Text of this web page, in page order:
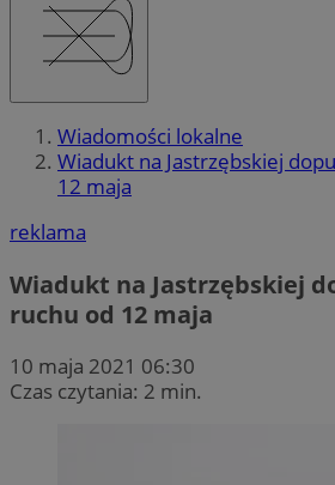
Wiadomości lokalne
Wiadukt na Jastrzębskiej
12 maja
reklama
Wiadukt na Jastrzębskiej
ruchu od 12 maja
10 maja 2021 06:30
Czas czytania: 2 min.